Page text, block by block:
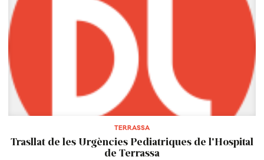
TERRASSA
Trasllat de les Urgències Pediatriques de l'Hospital
de Terrassa